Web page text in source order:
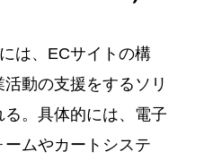
は、ECサイトの構
動の支援をするソリ
る。具体的には、電子
ムやカートシステ